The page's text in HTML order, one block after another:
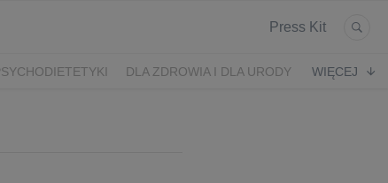
Press Kit
DLA ZDROWIA I DLA URODY
WIĘCEJ